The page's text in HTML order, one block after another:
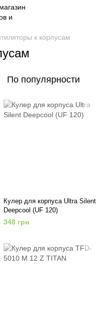
к корпусам
По популярности
Кулер для корпуса Ultra Silent
Deepcool (UF 120)
348 грн